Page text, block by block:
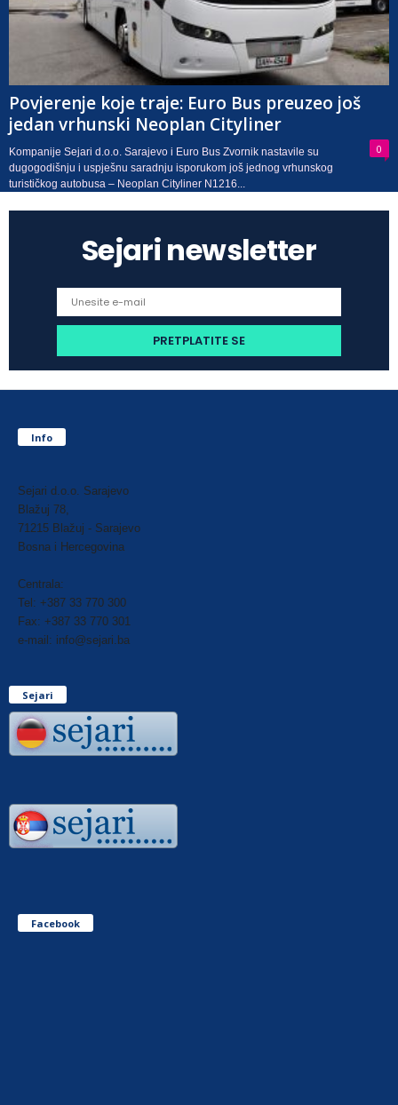
Povjerenje koje traje: Euro Bus preuzeo još
jedan vrhunski Neoplan Cityliner
0
Kompanije Sejari d.o.o. Sarajevo i Euro Bus Zvornik nastavile su
dugogodišnju i uspješnu saradnju isporukom još jednog vrhunskog
turističkog autobusa – Neoplan Cityliner N1216...
Sejari newsletter
Info
Sejari d.o.o. Sarajevo
Blažuj 78,
71215 Blažuj - Sarajevo
Bosna i Hercegovina
Centrala:
Tel: +387 33 770 300
Fax: +387 33 770 301
e-mail: info@sejari.ba
Sejari
Facebook